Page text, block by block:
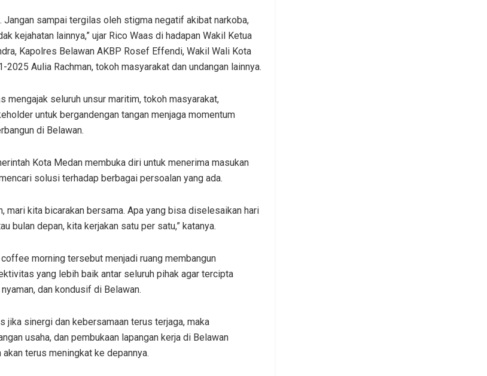
Jangan sampai tergilas oleh stigma negatif akibat narkoba,
kejahatan lainnya,” ujar Rico Waas di hadapan Wakil Ketua
Kapolres Belawan AKBP Rosef Effendi, Wakil Wali Kota
Aulia Rachman, tokoh masyarakat dan undangan lainnya.
mengajak seluruh unsur maritim, tokoh masyarakat,
untuk bergandengan tangan menjaga momentum
di Belawan.
Kota Medan membuka diri untuk menerima masukan
solusi terhadap berbagai persoalan yang ada.
mari kita bicarakan bersama. Apa yang bisa diselesaikan hari
bulan depan, kita kerjakan satu per satu,” katanya.
morning tersebut menjadi ruang membangun
yang lebih baik antar seluruh pihak agar tercipta
dan kondusif di Belawan.
jika sinergi dan kebersamaan terus terjaga, maka
usaha, dan pembukaan lapangan kerja di Belawan
terus meningkat ke depannya.